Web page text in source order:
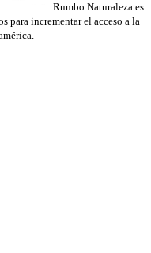
Rumbo Naturaleza es
para incrementar el acceso a la